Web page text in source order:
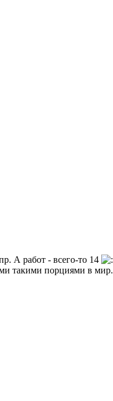
А работ - всего-то 14
такими порциями в мир.